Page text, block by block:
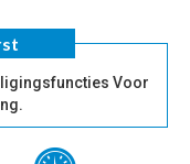
Voor